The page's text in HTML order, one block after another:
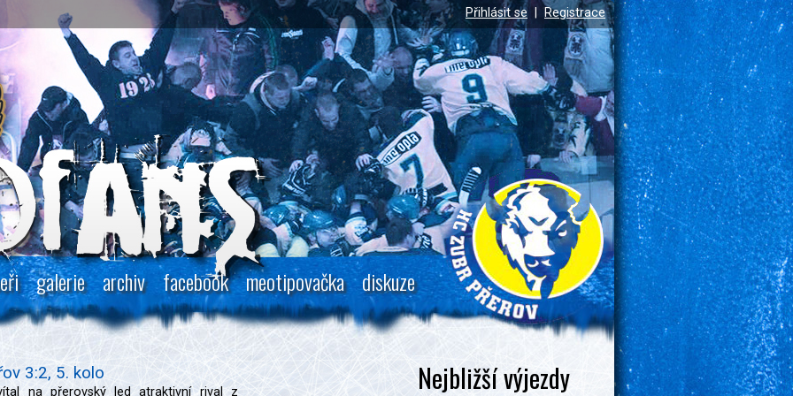
Přihlásit se Registrace
galerie archiv facebook meotipovačka diskuze
3:2, 5. kolo
na přerovský led atraktivní rival z
Nejbližší výjezdy